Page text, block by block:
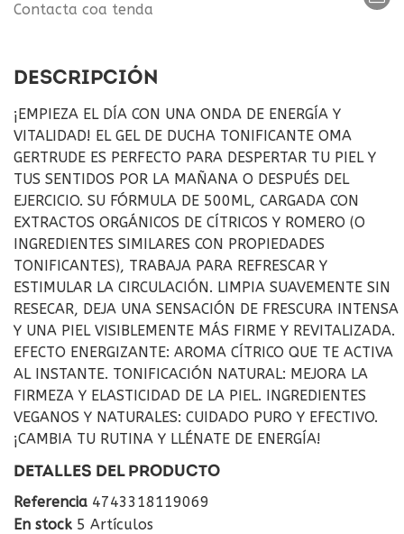
Contacta coa tenda
DESCRIPCIÓN
¡EMPIEZA EL DÍA CON UNA ONDA DE ENERGÍA Y
VITALIDAD! EL GEL DE DUCHA TONIFICANTE OMA
GERTRUDE ES PERFECTO PARA DESPERTAR TU PIEL Y
TUS SENTIDOS POR LA MAÑANA O DESPUÉS DEL
EJERCICIO. SU FÓRMULA DE 500ML, CARGADA CON
EXTRACTOS ORGÁNICOS DE CÍTRICOS Y ROMERO (O
INGREDIENTES SIMILARES CON PROPIEDADES
TONIFICANTES), TRABAJA PARA REFRESCAR Y
ESTIMULAR LA CIRCULACIÓN. LIMPIA SUAVEMENTE SIN
RESECAR, DEJA UNA SENSACIÓN DE FRESCURA INTENSA
Y UNA PIEL VISIBLEMENTE MÁS FIRME Y REVITALIZADA.
EFECTO ENERGIZANTE: AROMA CÍTRICO QUE TE ACTIVA
AL INSTANTE. TONIFICACIÓN NATURAL: MEJORA LA
FIRMEZA Y ELASTICIDAD DE LA PIEL. INGREDIENTES
VEGANOS Y NATURALES: CUIDADO PURO Y EFECTIVO.
¡CAMBIA TU RUTINA Y LLÉNATE DE ENERGÍA!
DETALLES DEL PRODUCTO
Referencia 4743318119069
En stock 5 Artículos